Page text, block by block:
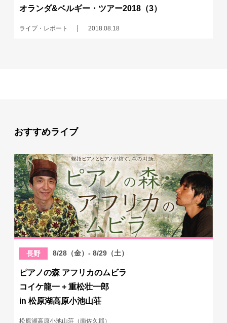
オランダ&ベルギー・ツアー2018（3）
ライブ・レポート 2018.08.18
おすすめライブ
長野 8/28（金）- 8/29（土）
ピアノの森 アフリカのムビラ
コイケ龍一 + 重松壮一郎
in 松原湖高原小池山荘
松原湖高原小池山荘（南佐久郡）